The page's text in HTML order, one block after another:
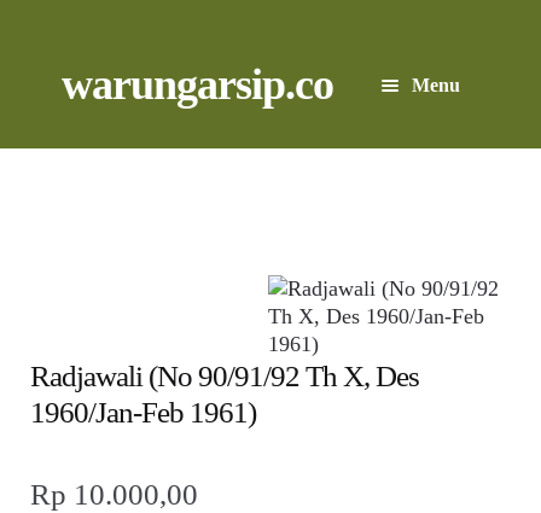
to
to
warungarsip.co Menu
Beranda
Suara
Radjawali (No 90/91/92 Th X, Des
1960/Jan-Feb 1961)
Rp 10.000,00